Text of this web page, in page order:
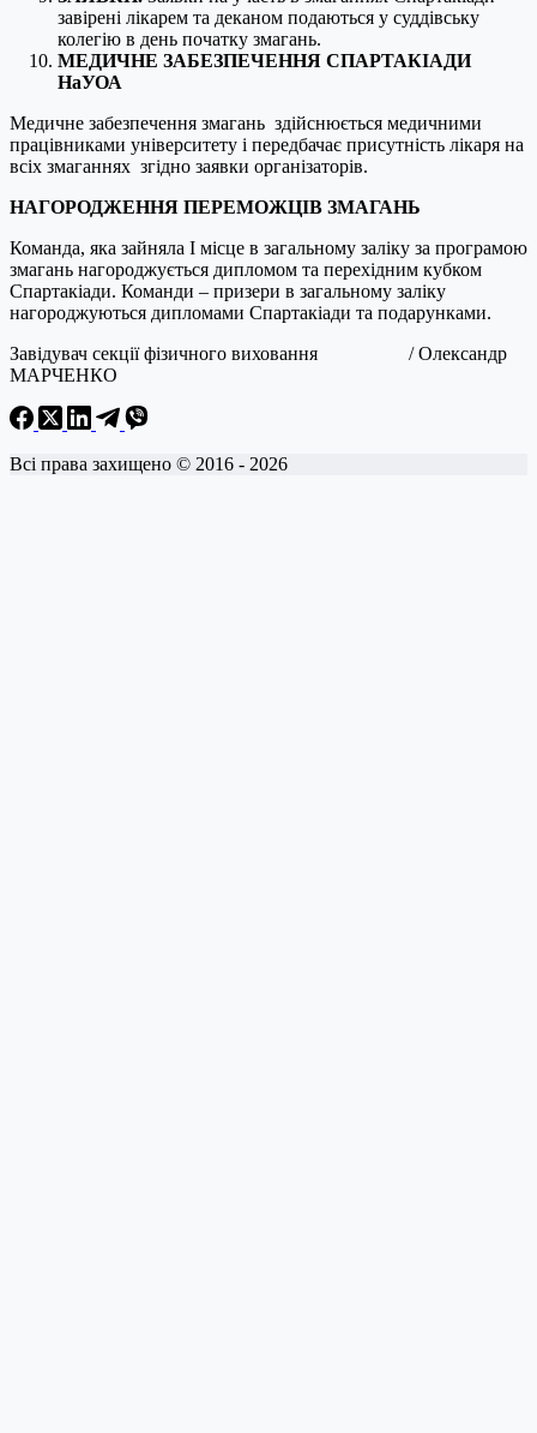
завірені лікарем та деканом подаються у суддівську
колегію в день початку змагань.
МЕДИЧНЕ ЗАБЕЗПЕЧЕННЯ СПАРТАКІАДИ
НаУОА
Медичне забезпечення змагань здійснюється медичними
працівниками університету і передбачає присутність лікаря на
всіх змаганнях згідно заявки організаторів.
НАГОРОДЖЕННЯ ПЕРЕМОЖЦІВ ЗМАГАНЬ
Команда, яка зайняла І місце в загальному заліку за програмою
змагань нагороджується дипломом та перехідним кубком
Спартакіади. Команди – призери в загальному заліку
нагороджуються дипломами Спартакіади та подарунками.
Завідувач секції фізичного виховання / Олександр
МАРЧЕНКО
Всі права захищено © 2016 - 2026